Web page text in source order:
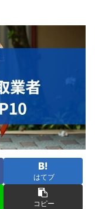
はてブ
コピー